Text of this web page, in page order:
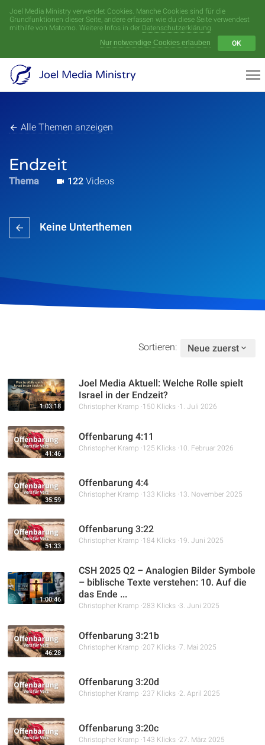
Joel Media Ministry verwendet Cookies. Manche Cookies sind für die
Grundfunktionen dieser Seite, andere erfassen wie du diese Seite verwendest
mithilfe von Matomo. Weitere Infos in der Datenschutzerklärung.
Nur notwendige Cookies erlauben
OK
Joel Media Ministry
Alle Themen anzeigen
Endzeit
Thema 122 Videos
Keine Unterthemen
Sortieren: Neue zuerst
1:03:18
Joel Media Aktuell: Welche Rolle spielt
Israel in der Endzeit?
Christopher Kramp 150 Klicks 1. Juli 2026
41:46
Offenbarung 4:11
Christopher Kramp 125 Klicks 10. Februar 2026
35:59
Offenbarung 4:4
Christopher Kramp 133 Klicks 13. November 2025
51:33
Offenbarung 3:22
Christopher Kramp 184 Klicks 19. Juni 2025
1:00:46
CSH 2025 Q2 – Analogien Bilder Symbole
– biblische Texte verstehen: 10. Auf die
das Ende ...
Christopher Kramp 283 Klicks 3. Juni 2025
46:28
Offenbarung 3:21b
Christopher Kramp 207 Klicks 7. Mai 2025
Offenbarung 3:20d
Christopher Kramp 237 Klicks 2. April 2025
Offenbarung 3:20c
Christopher Kramp 143 Klicks 27. März 2025
Menü
Videoarchiv
Podcasts
Studienzentrum
Über Uns
Spenden